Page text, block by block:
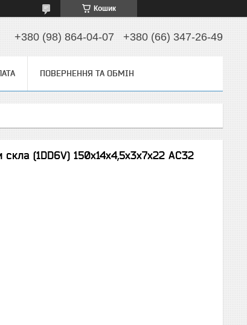
Кошик
+380 (98) 864-04-07 +380 (66) 347-26-49
ПОВЕРНЕННЯ ТА ОБМІН
(1DD6V) 150х14х4,5х3х7х22 АС32